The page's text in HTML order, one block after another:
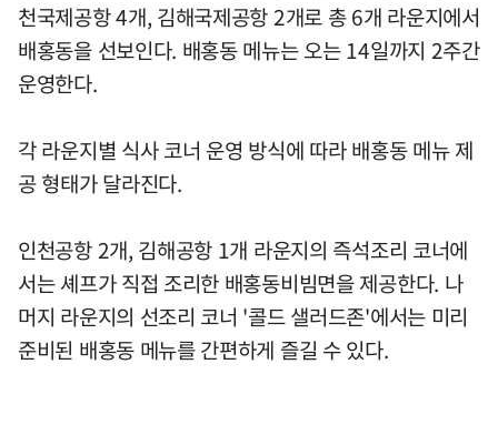
천국제공항 4개, 김해국제공항 2개로 총 6개 라운지에서
배홍동을 선보인다. 배홍동 메뉴는 오는 14일까지 2주간
운영한다.
각 라운지별 식사 코너 운영 방식에 따라 배홍동 메뉴 제
공 형태가 달라진다.
인천공항 2개, 김해공항 1개 라운지의 즉석조리 코너에
서는 셰프가 직접 조리한 배홍동비빔면을 제공한다. 나
머지 라운지의 선조리 코너 '콜드 샐러드존'에서는 미리
준비된 배홍동 메뉴를 간편하게 즐길 수 있다.